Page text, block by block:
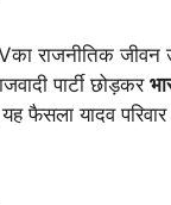
राजनीतिक जीवन
पार्टी छोड़कर
फैसला यादव